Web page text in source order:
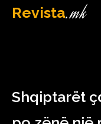
Revista.mk
February
Shqiptarët